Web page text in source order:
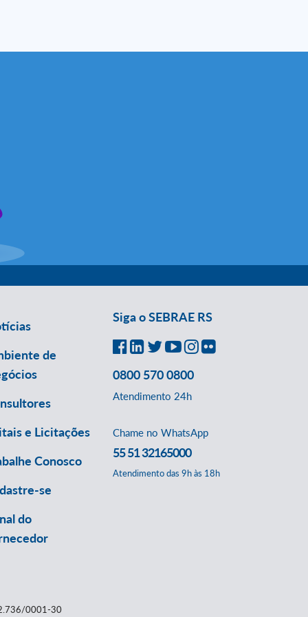
de
e Licitações
Conosco
se
do
Siga o SEBRAE RS
0800 570 0800
Atendimento 24h
Chame no WhatsApp
55 51 32165000
Atendimento das 9h às 18h
0001-30